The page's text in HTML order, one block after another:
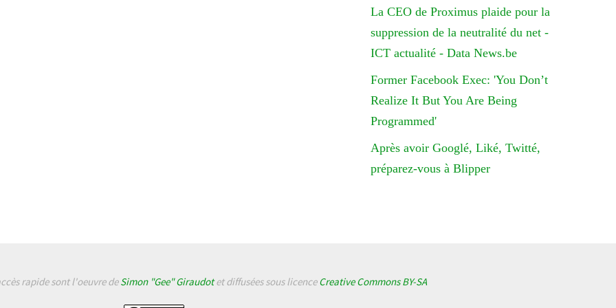
La CEO de Proximus plaide pour la
suppression de la neutralité du net -
ICT actualité - Data News.be
Former Facebook Exec: 'You Don’t
Realize It But You Are Being
Programmed'
Après avoir Googlé, Liké, Twitté,
préparez-vous à Blipper
rapide sont l'oeuvre deSimon "Gee" Giraudotet diffusées sous licenceCreative Commons BY-SA